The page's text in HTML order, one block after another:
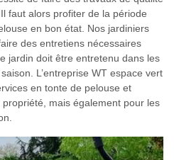
faut alors profiter de la période
en bon état. Nos jardiniers
des entretiens nécessaires
jardin doit être entretenu dans les
L’entreprise WT espace vert
en tonte de pelouse et
mais également pour les